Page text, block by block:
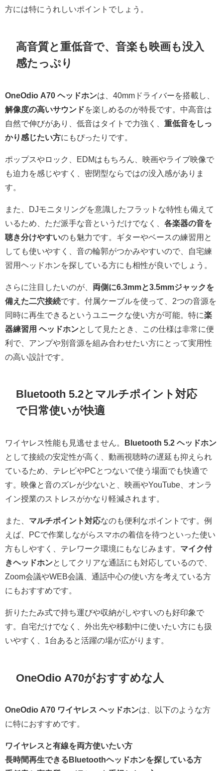
方には特にうれしいポイントでしょう。
高音質と重低音で、音楽も映画も没入
感たっぷり
OneOdio A70 ヘッドホンは、40mmドライバーを搭載し、
解像度の高いサウンドを楽しめるのが特長です。中高音は
自然で伸びがあり、低音はタイトで力強く、 重低音をしっ
かり感じたい方にもぴったりです。
ポップスやロック、EDMはもちろん、映画やライブ映像で
も迫力を感じやすく、密閉型ならではの没入感がありま
す。
また、DJモニタリングを意識したフラットな特性も備えて
いるため、ただ派手な音というだけでなく、 各楽器の音を
聴き分けやすいのも魅力です。ギターやベースの練習用と
しても使いやすく、音の輪郭がつかみやすいので、自宅練
習用ヘッドホンを探している方にも相性が良いでしょう。
さらに注目したいのが、 両側に6.3mmと3.5mmジャックを
備えた二穴接続です。付属ケーブルを使って、2つの音源を
同時に再生できるというユニークな使い方が可能。特に楽
器練習用 ヘッドホンとして見たとき、この仕様は非常に便
利で、アンプや別音源を組み合わせたい方にとって実用性
の高い設計です。
Bluetooth 5.2とマルチポイント対応
で日常使いが快適
ワイヤレス性能も見逃せません。
Bluetooth 5.2 ヘッドホン
として接続の安定性が高く、動画視聴時の遅延も抑えられ
ているため、テレビやPCとつないで使う場面でも快適で
す。映像と音のズレが少ないと、映画やYouTube、オンラ
イン授業のストレスがかなり軽減されます。
また、 マルチポイント対応なのも便利なポイントです。例
えば、PCで作業しながらスマホの着信を待つといった使い
方もしやすく、テレワーク環境にもなじみます。 マイク付
きヘッドホンとしてクリアな通話にも対応しているので、
Zoom会議やWEB会議、通話中心の使い方を考えている方
にもおすすめです。
折りたたみ式で持ち運びや収納がしやすいのも好印象で
す。自宅だけでなく、外出先や移動中に使いたい方にも扱
いやすく、1台あると活躍の場が広がります。
OneOdio A70がおすすめな人
OneOdio A70 ワイヤレス ヘッドホンは、以下のような方
に特におすすめです。
ワイヤレスと有線を両方使いたい方
長時間再生できるBluetoothヘッドホンを探している方